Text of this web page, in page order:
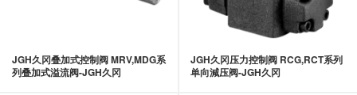
JGH久冈叠加式控制阀 MRV,MDG系
列叠加式溢流阀-JGH久冈
JGH久冈压力控制阀 RCG,RCT系列
单向減压阀-JGH久冈